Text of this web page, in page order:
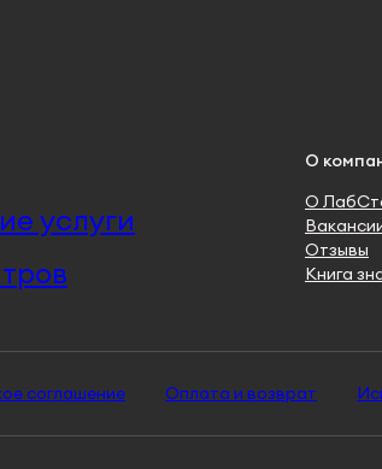
услуги
О
О
Отзывы
Книга
соглашение Оплата и возврат